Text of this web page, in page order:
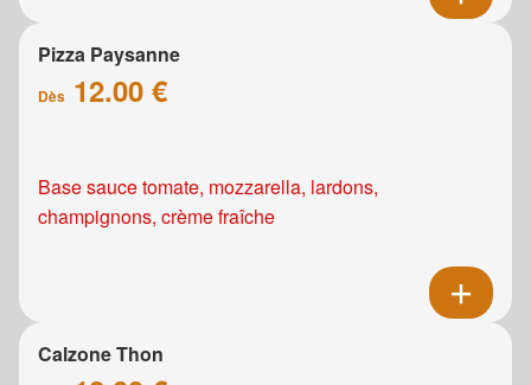
Pizza Paysanne
Dès 12.00 €
Base sauce tomate, mozzarella, lardons,
champignons, crème fraîche
Calzone Thon